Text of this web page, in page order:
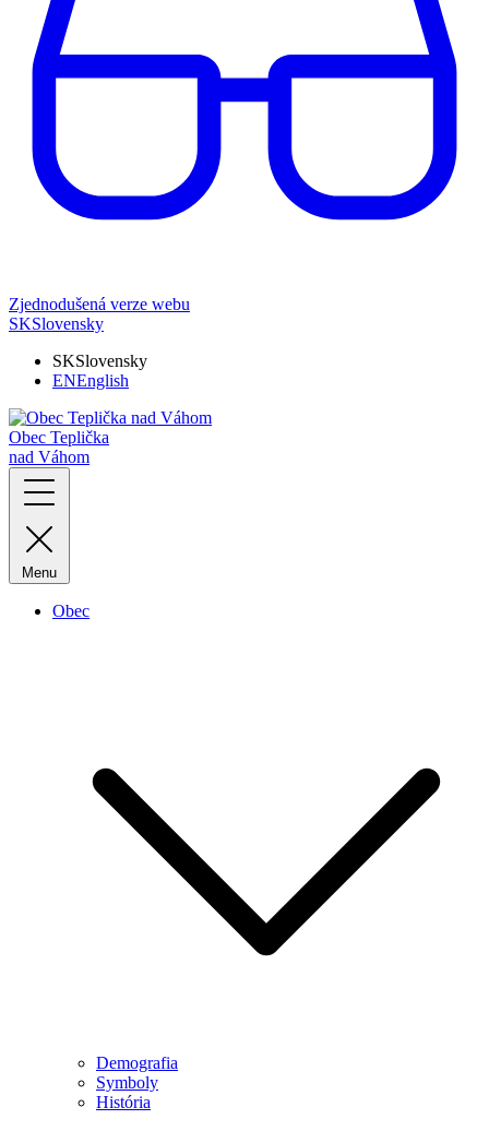
Zjednodušená verze webu
SKSlovensky
SKSlovensky
ENEnglish
Obec Teplička
nad Váhom
Menu
Obec
Demografia
Symboly
História